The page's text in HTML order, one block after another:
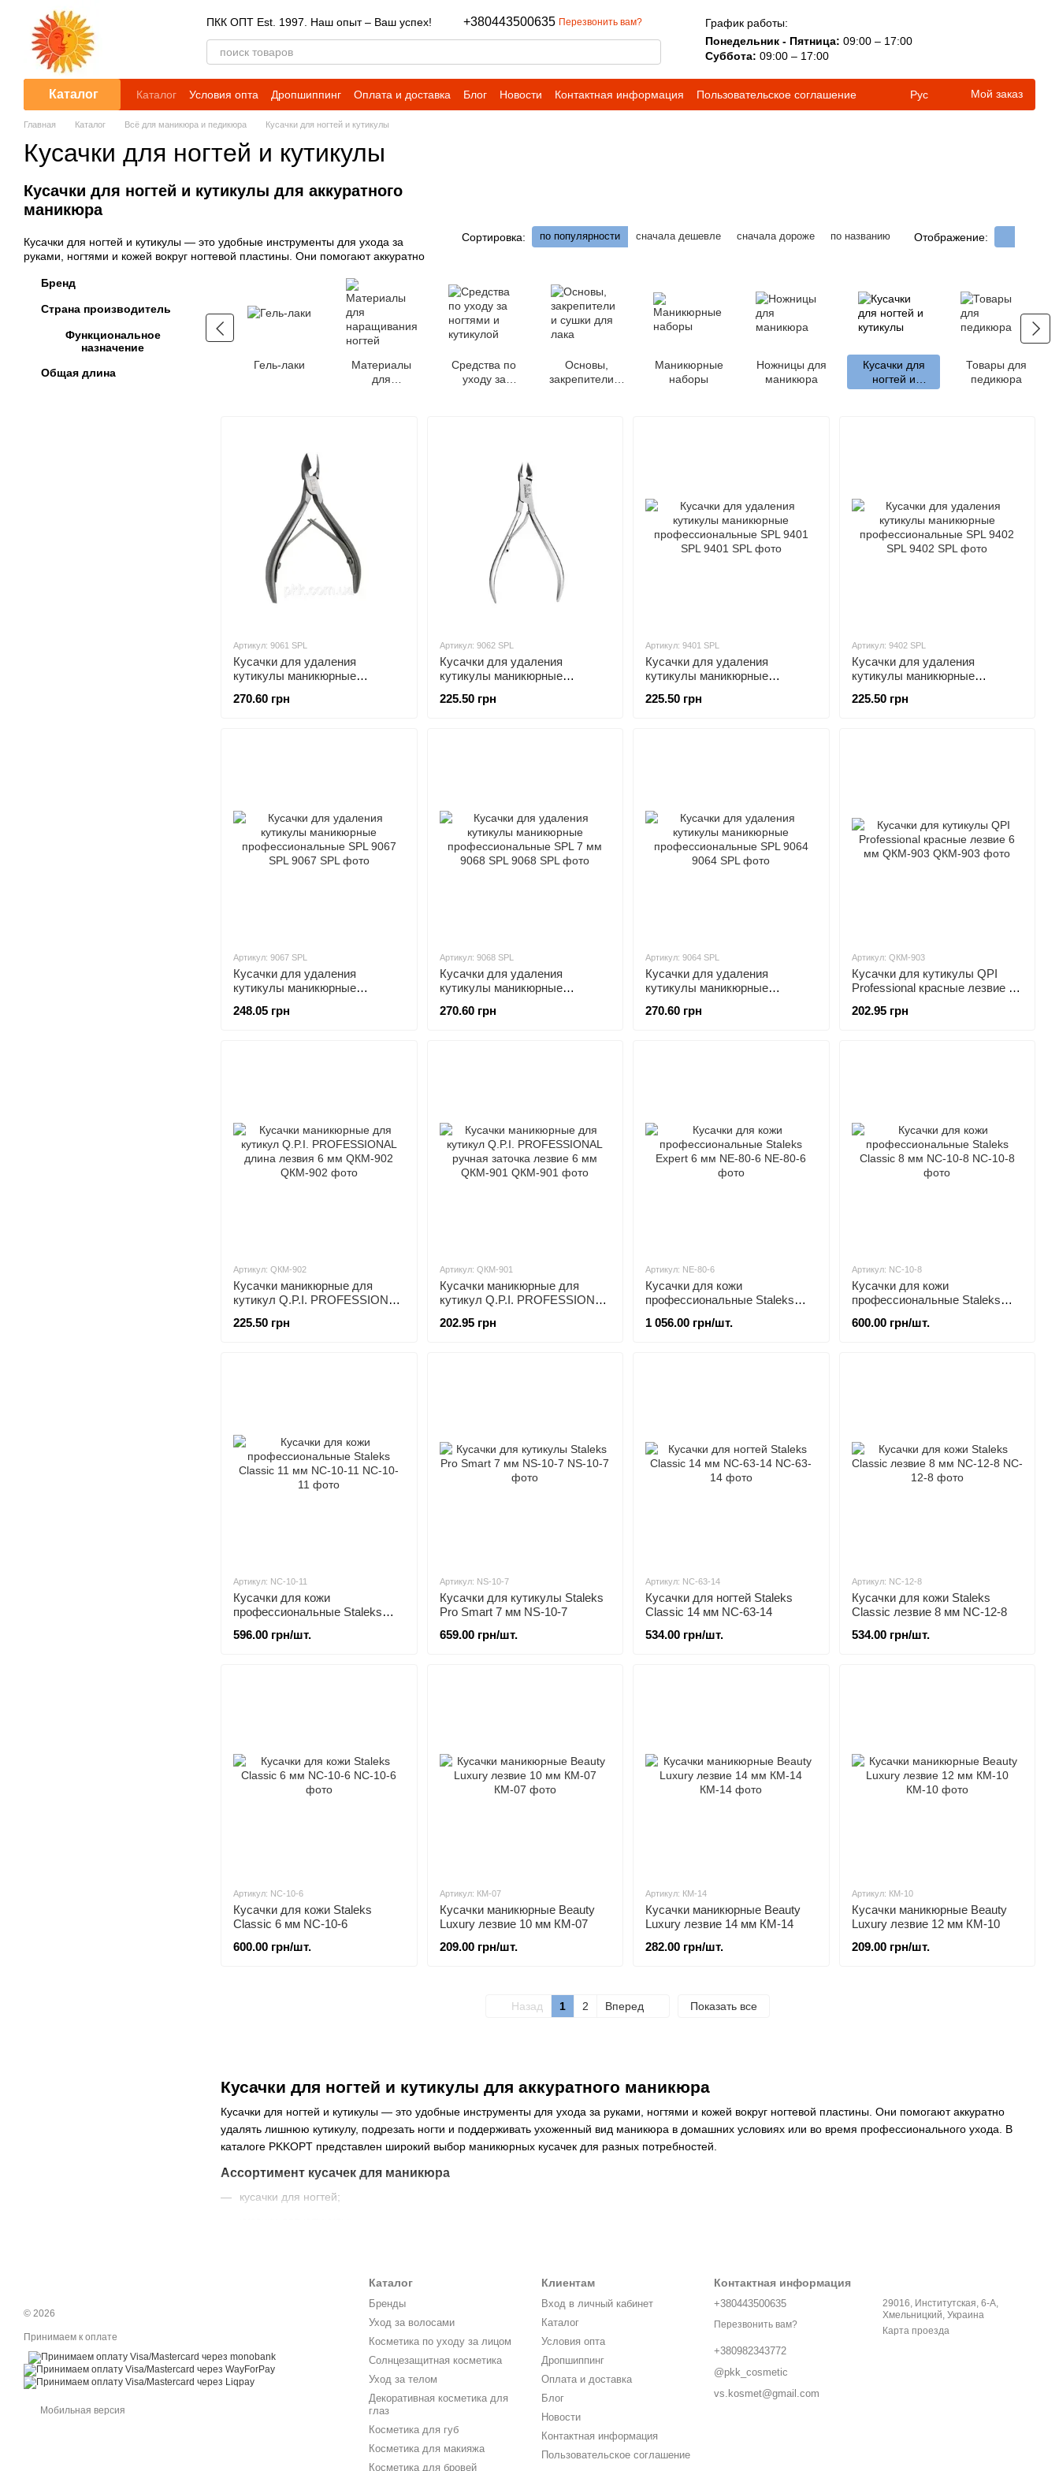
Перейти к основному контенту
ПКК ОПТ Est. 1997. Наш опыт – Ваш успех!
+380443500635 Перезвонить вам?
График работы:
Понедельник - Пятница: 09:00 – 17:00
Суббота: 09:00 – 17:00
Каталог Каталог Условия опта Дропшиппинг Оплата и доставка Блог Новости Контактная информация Пользовательское соглашение Рус Мой заказ
Главная Каталог Всё для маникюра и педикюра Кусачки для ногтей и кутикулы
Кусачки для ногтей и кутикулы
Кусачки для ногтей и кутикулы для аккуратного
маникюра
Кусачки для ногтей и кутикулы — это удобные инструменты для ухода за
руками, ногтями и кожей вокруг ногтевой пластины. Они помогают аккуратно
Сортировка: по популярности сначала дешевле сначала дороже по названию Отображение:
Гель-лаки
Материалы
для
Средства по
уходу за
Основы,
закрепители и
Маникюрные
наборы
Ножницы для
маникюра
Кусачки для
ногтей и
кутикулы
Товары для
педикюра
Кусачки для ногтей и кутикулы для аккуратного маникюра
Кусачки для ногтей и кутикулы — это удобные инструменты для ухода за руками, ногтями и кожей вокруг ногтевой пластины. Они помогают аккуратно
удалять лишнюю кутикулу, подрезать ногти и поддерживать ухоженный вид маникюра в домашних условиях или во время профессионального ухода. В
каталоге PKKOPT представлен широкий выбор маникюрных кусачек для разных потребностей.
Ассортимент кусачек для маникюра
кусачки для ногтей;
инструменты для ухода за ногтями.
Для кого подходит категория
для домашнего маникюра;
для мастеров маникюра и педикюра;
для магазинов косметики и аксессуаров;
для интернет-магазинов и маркетплейсов;
Артикул: 9061 SPL
Кусачки для удаления
кутикулы маникюрные
SPL
270.60 грн
Артикул: 9062 SPL
Кусачки для удаления
кутикулы маникюрные
SPL
225.50 грн
Артикул: 9401 SPL
Кусачки для удаления
кутикулы маникюрные
SPL
225.50 грн
Артикул: 9402 SPL
Кусачки для удаления
кутикулы маникюрные
SPL
225.50 грн
Артикул: 9067 SPL
Кусачки для удаления
кутикулы маникюрные
SPL
248.05 грн
Артикул: 9068 SPL
Кусачки для удаления
кутикулы маникюрные
9068 SPL
270.60 грн
Артикул: 9064 SPL
Кусачки для удаления
кутикулы маникюрные
270.60 грн
Артикул: QКМ-903
Кусачки для кутикулы QPI
Professional красные лезвие 6
202.95 грн
Артикул: QКМ-902
Кусачки маникюрные для
кутикул Q.P.I. PROFESSIONAL
225.50 грн
Артикул: QКМ-901
Кусачки маникюрные для
кутикул Q.P.I. PROFESSIONAL
QКМ-901
202.95 грн
Артикул: NE-80-6
Кусачки для кожи
профессиональные Staleks
1 056.00 грн/шт.
Артикул: NC-10-8
Кусачки для кожи
профессиональные Staleks
600.00 грн/шт.
Артикул: NC-10-11
Кусачки для кожи
профессиональные Staleks
596.00 грн/шт.
Артикул: NS-10-7
Кусачки для кутикулы Staleks
Pro Smart 7 мм NS-10-7
659.00 грн/шт.
Артикул: NC-63-14
Кусачки для ногтей Staleks
Classic 14 мм NC-63-14
534.00 грн/шт.
Артикул: NC-12-8
Кусачки для кожи Staleks
Classic лезвие 8 мм NC-12-8
534.00 грн/шт.
Артикул: NC-10-6
Кусачки для кожи Staleks
Classic 6 мм NC-10-6
600.00 грн/шт.
Артикул: КМ-07
Кусачки маникюрные Beauty
Luxury лезвие 10 мм КМ-07
209.00 грн/шт.
Артикул: КМ-14
Кусачки маникюрные Beauty
Luxury лезвие 14 мм КМ-14
282.00 грн/шт.
Артикул: КМ-10
Кусачки маникюрные Beauty
Luxury лезвие 12 мм КМ-10
209.00 грн/шт.
Назад 1 2 Вперед Показать все
Бренд
Страна производитель
Функциональное
назначение
Общая длина
© 2026
Принимаем к оплате
Мобильная версия
Каталог
Бренды
Уход за волосами
Косметика по уходу за лицом
Солнцезащитная косметика
Уход за телом
Декоративная косметика для
глаз
Косметика для губ
Косметика для макияжа
Косметика для бровей
Клиентам
Вход в личный кабинет
Каталог
Условия опта
Дропшиппинг
Оплата и доставка
Блог
Новости
Контактная информация
Пользовательское соглашение
Контактная информация
+380443500635
Перезвонить вам?
+380982343772
@pkk_cosmetic
vs.kosmet@gmail.com
29016, Институтская, 6-A,
Хмельницкий, Украина
Карта проезда